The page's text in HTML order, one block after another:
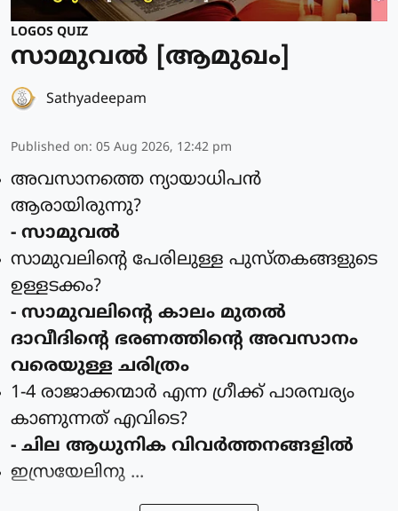
LOGOS QUIZ
സാമുവൽ [ആമുഖം]
Sathyadeepam
Published on: 05 Aug 2026, 12:42 pm
അവസാനത്തെ ന്യായാധിപന്‍
ആരായിരുന്നു?
- സാമുവല്‍
സാമുവലിന്റെ പേരിലുള്ള പുസ്തകങ്ങളുടെ
ഉള്ളടക്കം?
- സാമുവലിന്റെ കാലം മുതല്‍
ദാവീദിന്റെ ഭരണത്തിന്റെ അവസാനം
വരെയുള്ള ചരിത്രം
1-4 രാജാക്കന്മാര്‍ എന്ന ഗ്രീക്ക് പാരമ്പര്യം
കാണുന്നത്‌ എവിടെ?
- ചില ആധുനിക വിവര്‍ത്തനങ്ങളില്‍
ഇസ്രയേലിനു ...